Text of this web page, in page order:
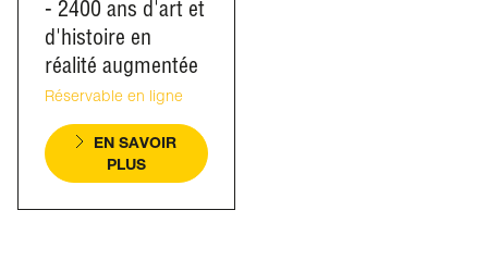
- 2400 ans d'art et
d'histoire en
réalité augmentée
Réservable en ligne
EN SAVOIR
PLUS